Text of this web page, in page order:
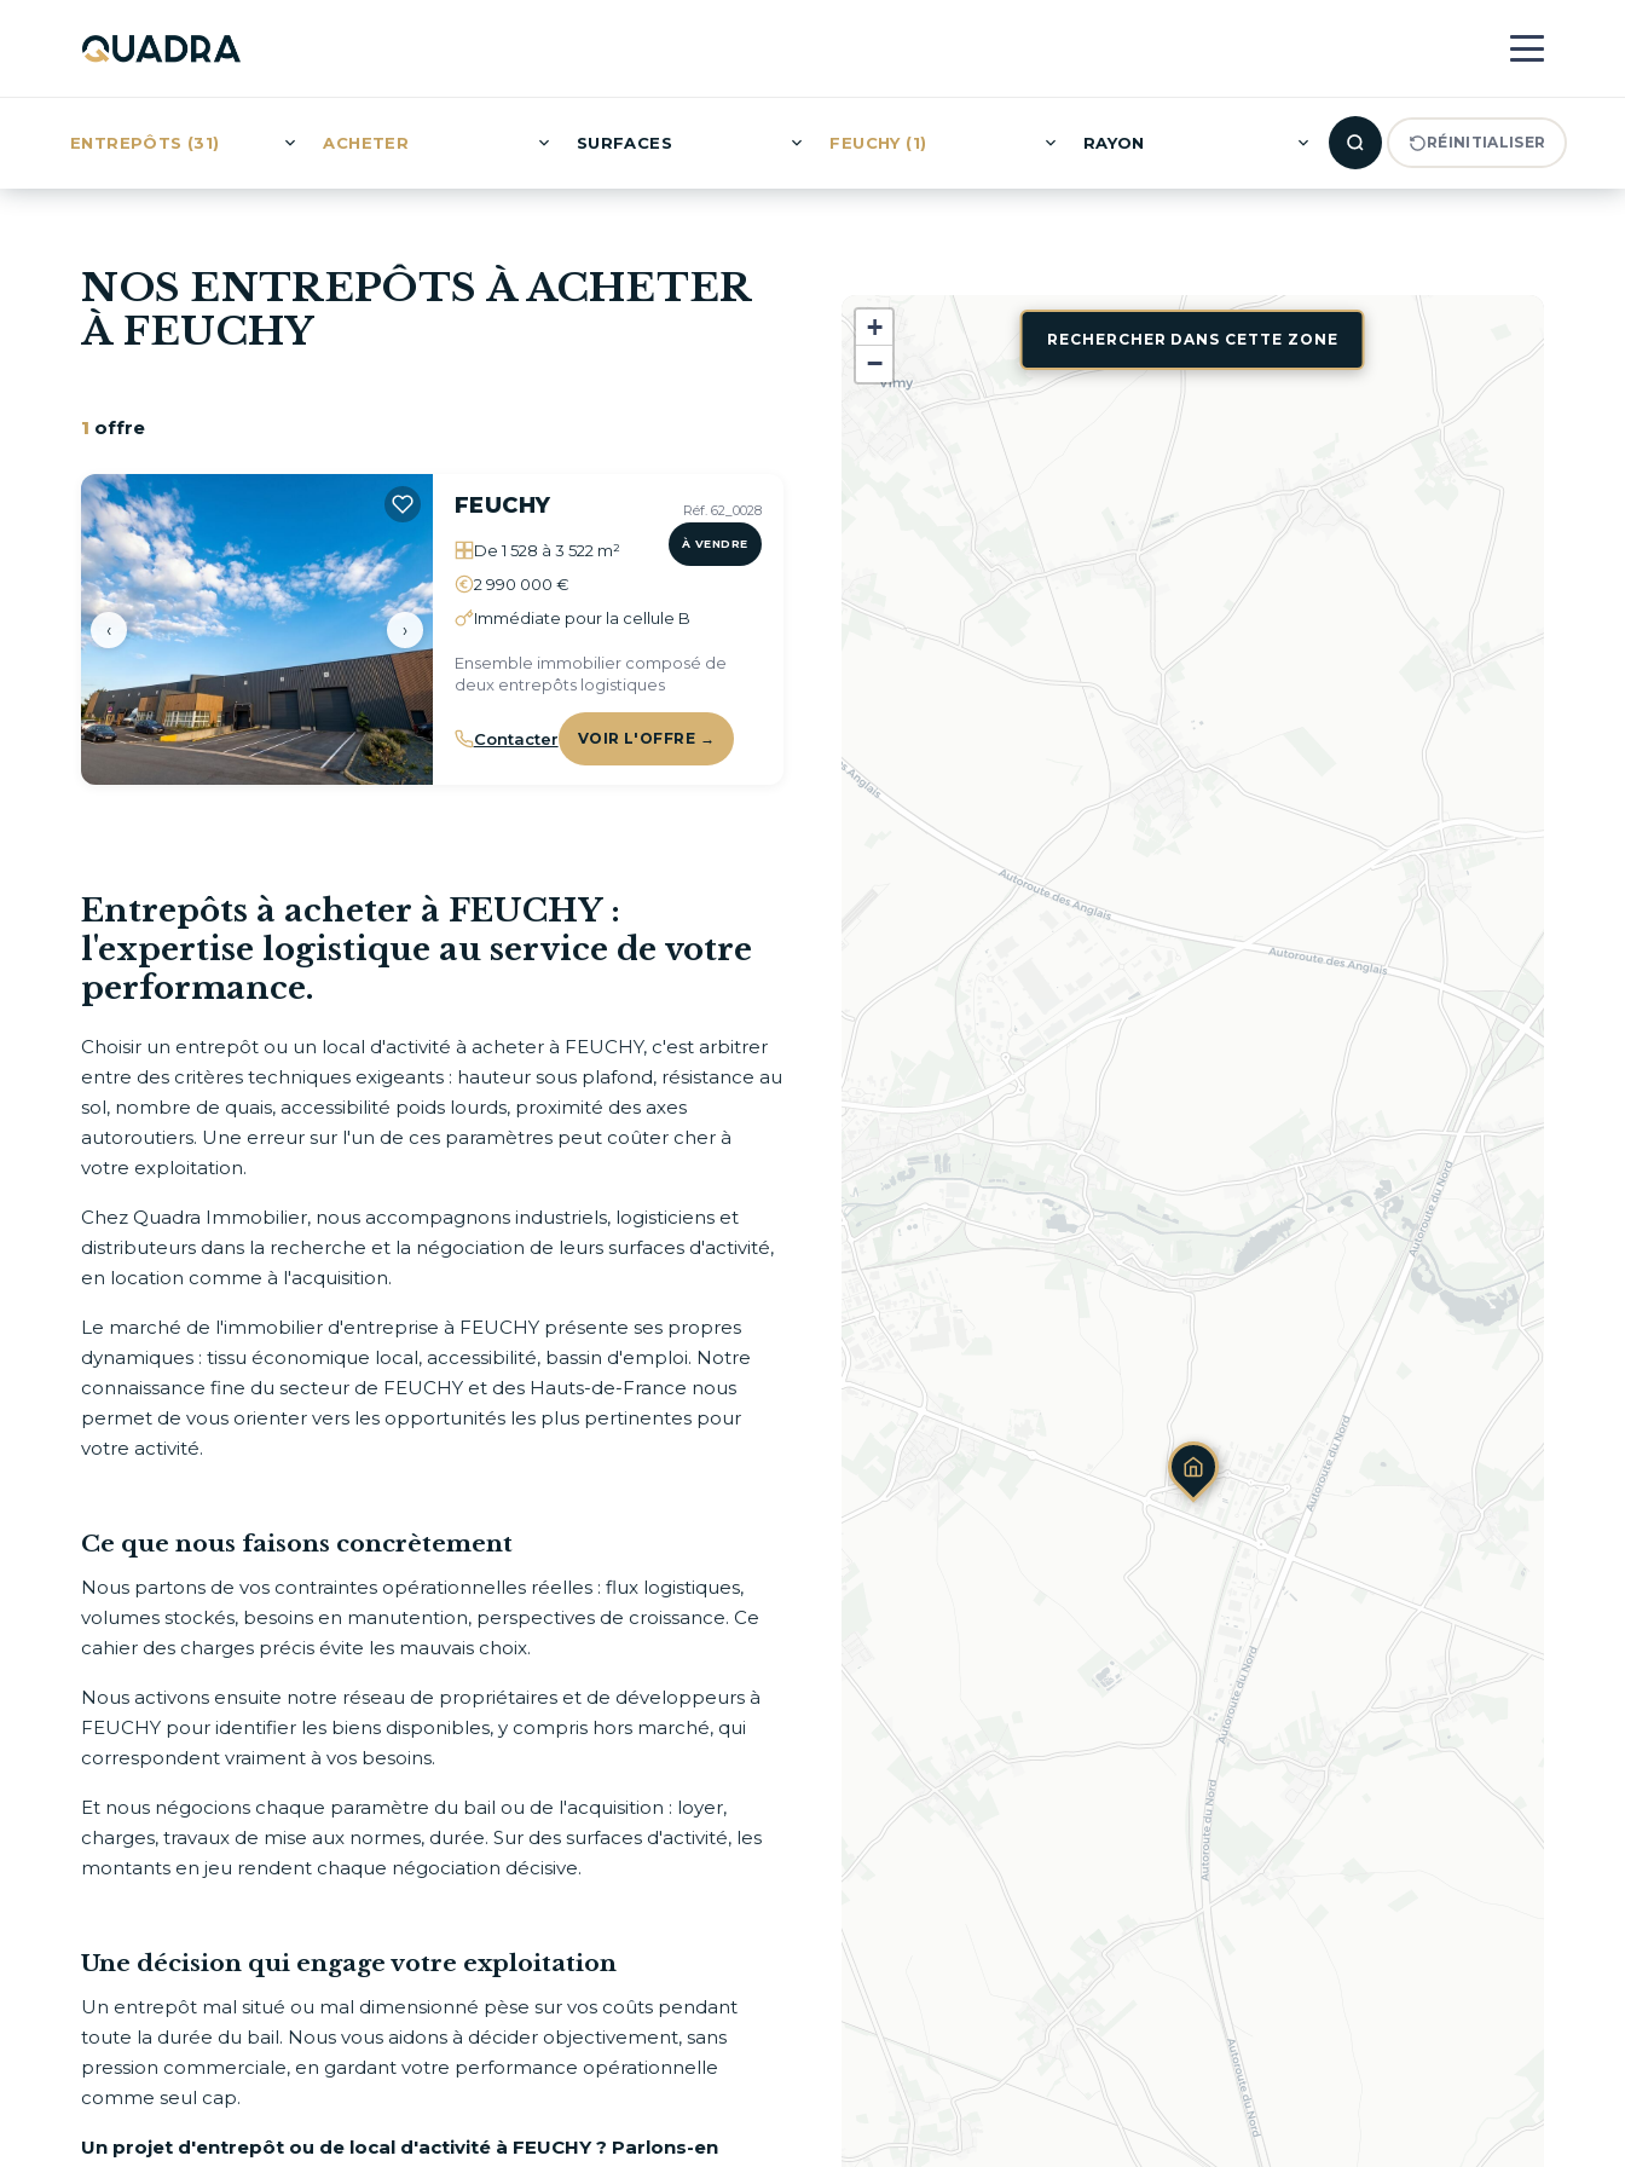
ENTREPÔTS (31) ACHETER SURFACES FEUCHY (1) RAYON RÉINITIALISER
NOS ENTREPÔTS À ACHETER
À FEUCHY
1 offre
‹ ›
Réf. 62_0028
À VENDRE
FEUCHY
De 1 528 à 3 522 m²
2 990 000 €
Immédiate pour la cellule B
Ensemble immobilier composé de
deux entrepôts logistiques
Contacter VOIR L'OFFRE →
Entrepôts à acheter à FEUCHY :
l'expertise logistique au service de votre
performance.
Choisir un entrepôt ou un local d'activité à acheter à FEUCHY, c'est arbitrer
entre des critères techniques exigeants : hauteur sous plafond, résistance au
sol, nombre de quais, accessibilité poids lourds, proximité des axes
autoroutiers. Une erreur sur l'un de ces paramètres peut coûter cher à
votre exploitation.
Chez Quadra Immobilier, nous accompagnons industriels, logisticiens et
distributeurs dans la recherche et la négociation de leurs surfaces d'activité,
en location comme à l'acquisition.
Le marché de l'immobilier d'entreprise à FEUCHY présente ses propres
dynamiques : tissu économique local, accessibilité, bassin d'emploi. Notre
connaissance fine du secteur de FEUCHY et des Hauts-de-France nous
permet de vous orienter vers les opportunités les plus pertinentes pour
votre activité.
Ce que nous faisons concrètement
Nous partons de vos contraintes opérationnelles réelles : flux logistiques,
volumes stockés, besoins en manutention, perspectives de croissance. Ce
cahier des charges précis évite les mauvais choix.
Nous activons ensuite notre réseau de propriétaires et de développeurs à
FEUCHY pour identifier les biens disponibles, y compris hors marché, qui
correspondent vraiment à vos besoins.
Et nous négocions chaque paramètre du bail ou de l'acquisition : loyer,
charges, travaux de mise aux normes, durée. Sur des surfaces d'activité, les
montants en jeu rendent chaque négociation décisive.
Une décision qui engage votre exploitation
Un entrepôt mal situé ou mal dimensionné pèse sur vos coûts pendant
toute la durée du bail. Nous vous aidons à décider objectivement, sans
pression commerciale, en gardant votre performance opérationnelle
comme seul cap.
Un projet d'entrepôt ou de local d'activité à FEUCHY ? Parlons-en
+
−
RECHERCHER DANS CETTE ZONE